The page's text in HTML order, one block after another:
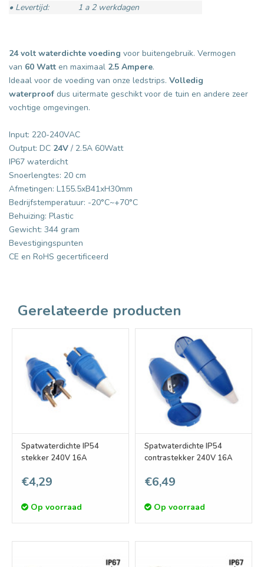
• Levertijd:
1 a 2 werkdagen
24 volt waterdichte voeding voor buitengebruik. Vermogen
van 60 Watt en maximaal 2.5 Ampere.
Ideaal voor de voeding van onze ledstrips. Volledig
waterproof dus uitermate geschikt voor de tuin en andere zeer
vochtige omgevingen.
Input: 220-240VAC
Output: DC 24V / 2.5A 60Watt
IP67 waterdicht
Snoerlengtes: 20 cm
Afmetingen: L155.5xB41xH30mm
Bedrijfstemperatuur: -20°C~+70°C
Behuizing: Plastic
Gewicht: 344 gram
Bevestigingspunten
CE en RoHS gecertificeerd
Gerelateerde producten
Spatwaterdichte IP54
stekker 240V 16A
€4,29
Op voorraad
Spatwaterdichte IP54
contrastekker 240V 16A
€6,49
Op voorraad